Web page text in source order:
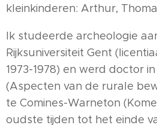
kleinkinderen: Arthur,
Ik studeerde archeologie
Rijksuniversiteit Gent
1973-1978) en werd doctor
(Aspecten van de rurale
te Comines-Warneton
oudste tijden tot het einde